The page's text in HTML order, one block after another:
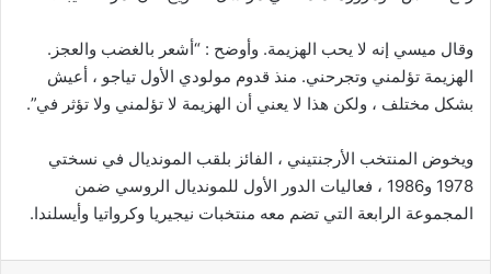
وقال ميسي إنه لا يحب الهزيمة. وأوضح : “أشعر بالغضب والعجز.
الهزيمة تؤلمني وتجرحني. منذ قدوم مولودي الأول تياجو ، أعيش
بشكل مختلف ، ولكن هذا لا يعني أن الهزيمة لا تؤلمني ولا تؤثر في”.
ويخوض المنتخب الأرجنتيني ، الفائز بلقب المونديال في نسختي
1978 و1986 ، فعاليات الدور الأول للمونديال الروسي ضمن
المجموعة الرابعة التي تضم معه منتخبات نيجيريا وكرواتيا وأيسلندا.